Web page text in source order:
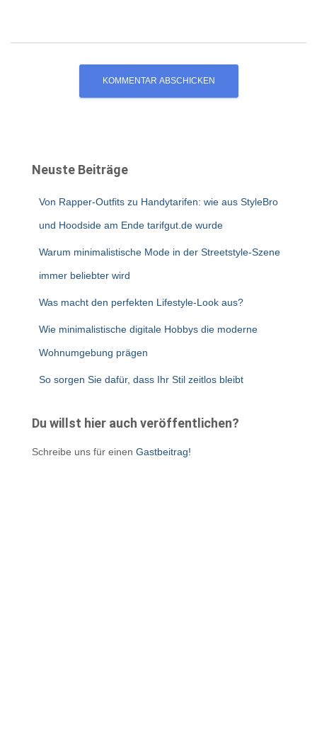
Neuste Beiträge
Von Rapper-Outfits zu Handytarifen: wie aus StyleBro
und Hoodside am Ende tarifgut.de wurde
Warum minimalistische Mode in der Streetstyle-Szene
immer beliebter wird
Was macht den perfekten Lifestyle-Look aus?
Wie minimalistische digitale Hobbys die moderne
Wohnumgebung prägen
So sorgen Sie dafür, dass Ihr Stil zeitlos bleibt
Du willst hier auch veröffentlichen?
Schreibe uns für einen Gastbeitrag!